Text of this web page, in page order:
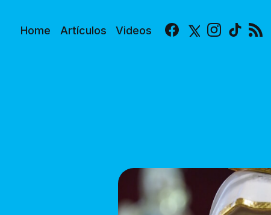
Home Artículos Videos Facebook
X Instagram
TikTok